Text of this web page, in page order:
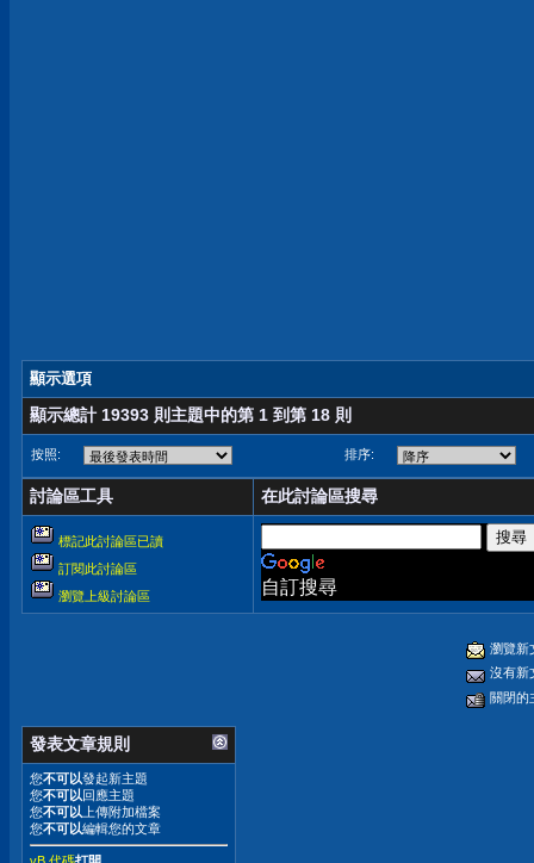
顯示選項
顯示總計 19393 則主題中的第 1 到第 18 則
按照: 排序:
討論區工具 在此討論區搜尋
標記此討論區已讀
訂閱此討論區
瀏覽上級討論區
自訂搜尋
瀏覽新
沒有新
關閉的
發表文章規則
您不可以發起新主題
您不可以回應主題
您不可以 上傳附加檔案
您不可以編輯您的文章